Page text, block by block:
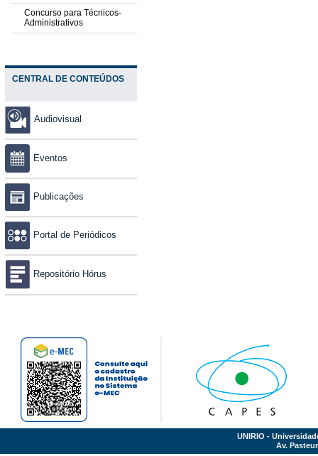
Concurso para Técnicos-
Administrativos
CENTRAL DE CONTEÚDOS
Audiovisual
Eventos
Publicações
Portal de Periódicos
Repositório Hórus
UNIRIO -
Av.